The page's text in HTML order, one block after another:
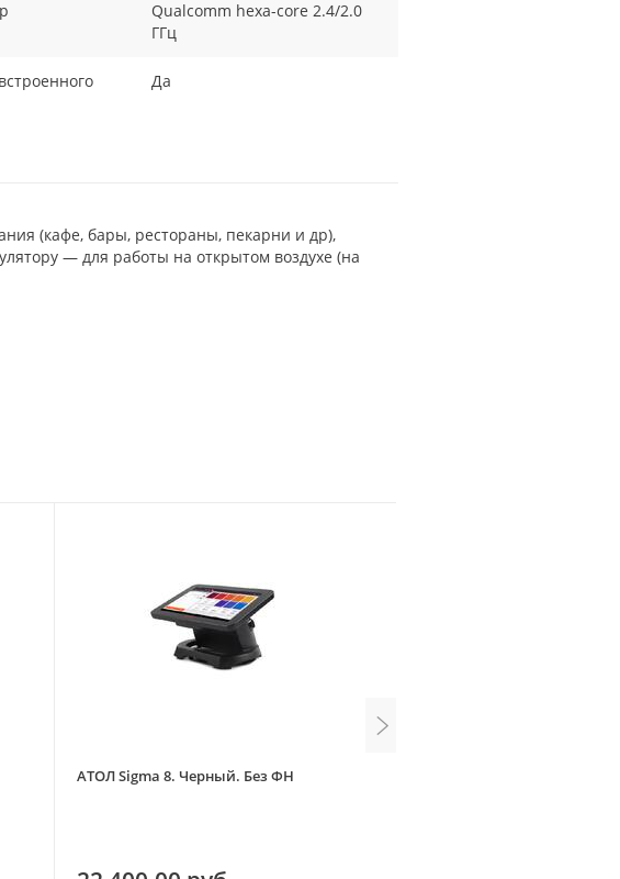
Qualcomm hexa-core 2.4/2.0
ГГц
Да
(кафе, бары, рестораны, пекарни и др),
— для работы на открытом воздухе (на
АТОЛ Sigma 8. Черный. Без ФН